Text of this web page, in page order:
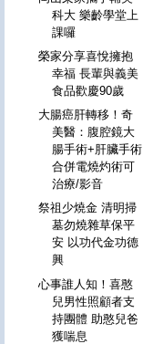
科大 樂齡學堂上
課囉
榮家分享喜悅擁抱
幸福 長輩與義美
食品歡慶90歲
大腸癌肝轉移！奇
美醫：腹腔鏡大
腸手術+肝臟手術
合併電燒灼術可
治療/影音
祭祖少燒金 清明掃
墓勿燒雜草保平
安 以功代金功德
興
心事誰人知！喜憨
兒男性照顧者支
持團體 助憨兒爸
獲喘息